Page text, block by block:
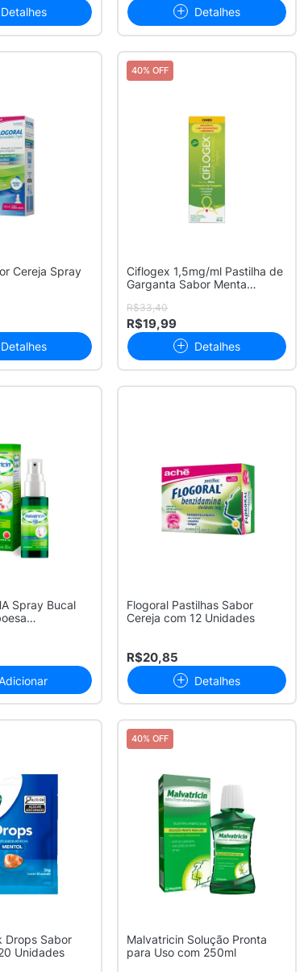
Detalhes Detalhes
Cereja Spray
Detalhes
40% OFF
Ciflogex 1,5mg/ml Pastilha de
Garganta Sabor Menta
R$33,40
R$19,99
Detalhes
Spray Bucal
Flogoral Pastilhas Sabor
Cereja com 12 Unidades
R$20,85
Detalhes
Drops Sabor
Unidades
40% OFF
Malvatricin Solução Pronta
para Uso com 250ml